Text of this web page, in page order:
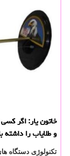
خاتون یار: اگر
و طلایاب را داشته
تکنولوژی دستگاه‌